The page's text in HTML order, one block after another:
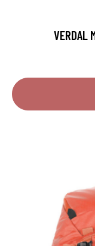
VERDAL